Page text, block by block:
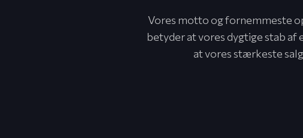
Vores motto og fornemmeste
betyder at vores dygtige stab
at vores stærkeste